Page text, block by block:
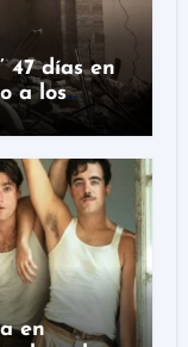
47 días en
a los
en